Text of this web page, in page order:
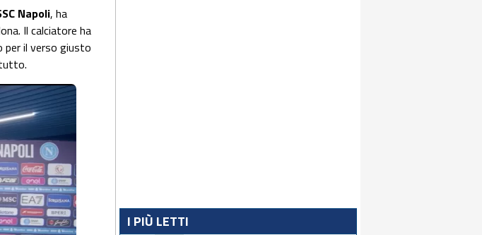
Napoli, ha
Il calciatore ha
per il verso giusto
I PIÙ LETTI